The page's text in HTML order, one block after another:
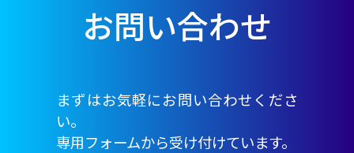
お問い合わせ
まずはお気軽にお問い合わせくださ
い。
専用フォームから受け付けています。